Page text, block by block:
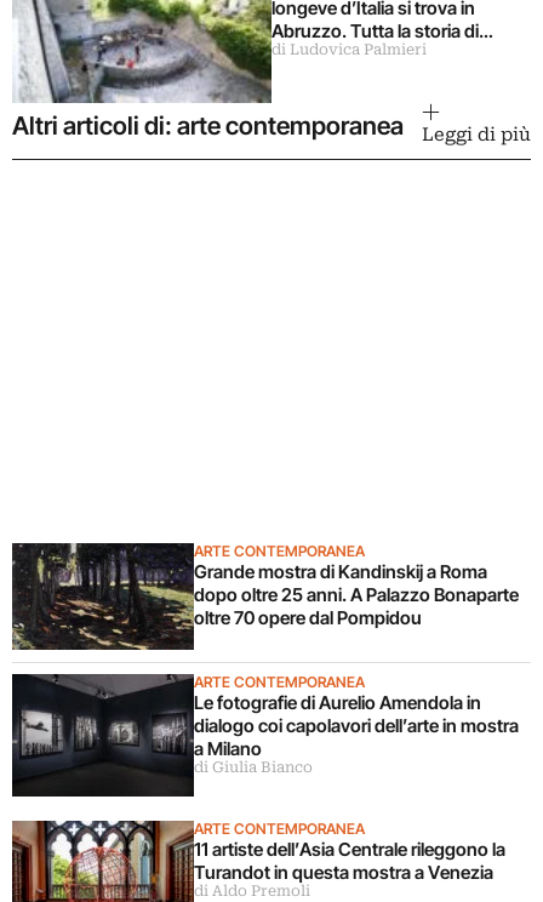
longeve d’Italia si trova in
Abruzzo. Tutta la storia di
Ramo
di Ludovica Palmieri
Altri articoli di: arte contemporanea Leggi di più
ARTE CONTEMPORANEA
Grande mostra di Kandinskij a Roma
dopo oltre 25 anni. A Palazzo Bonaparte
oltre 70 opere dal Pompidou
ARTE CONTEMPORANEA
Le fotografie di Aurelio Amendola in
dialogo coi capolavori dell’arte in mostra
a Milano
di Giulia Bianco
ARTE CONTEMPORANEA
11 artiste dell’Asia Centrale rileggono la
Turandot in questa mostra a Venezia
di Aldo Premoli